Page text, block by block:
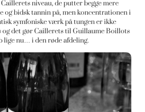
niveau, de putter begge mere
og bidsk tannin på, men koncentrationen i
symfoniske værk på tungen er ikke
og det gør Caillerets til Guillaume Boillots
lige nu… i den røde afdeling.